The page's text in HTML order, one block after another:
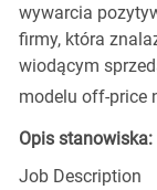
wywarcia
firmy, która
wiodącym
modelu off-price
Opis stanowiska:
Job Description